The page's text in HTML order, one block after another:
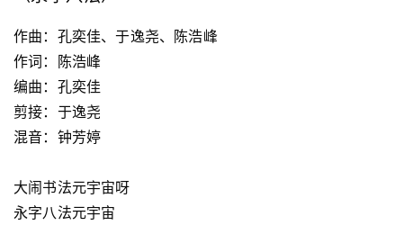
作曲：孔奕佳、于逸尧、陈浩峰
作词：陈浩峰
编曲：孔奕佳
剪接：于逸尧
混音：钟芳婷
大闹书法元宇宙呀
永字八法元宇宙